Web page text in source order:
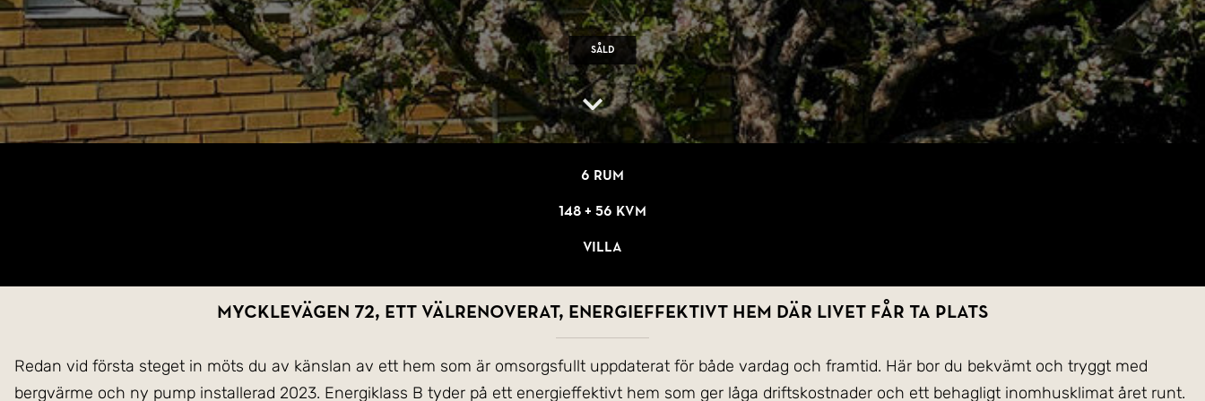
Såld
6 rum
148 + 56 kvm
Villa
Mycklevägen 72, ett välrenoverat, energieffektivt hem där livet får ta plats
Redan vid första steget in möts du av känslan av ett hem som är omsorgsfullt uppdaterat för både vardag och framtid. Här bor du bekvämt och tryggt med
bergvärme och ny pump installerad 2023. Energiklass B tyder på ett energieffektivt hem som ger låga driftskostnader och ett behagligt inomhusklimat året runt.